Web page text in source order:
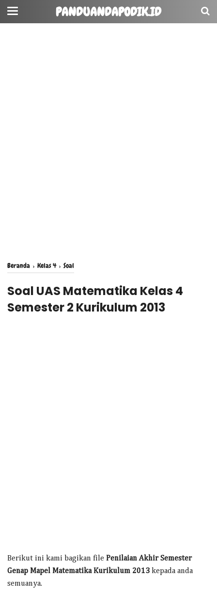
PANDUANDAPODIK.ID
Beranda › Kelas 4 › Soal
Soal UAS Matematika Kelas 4
Semester 2 Kurikulum 2013
Berikut ini kami bagikan file Penilaian Akhir Semester
Genap Mapel Matematika Kurikulum 2013 kepada anda
semuanya.